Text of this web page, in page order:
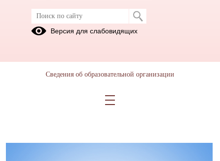
Локальные акты школы
Версия для слабовидящих
Сведения об образовательной организации